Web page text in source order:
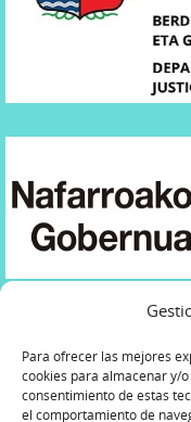
Para ofrecer las mejores
cookies para almacenar y/
consentimiento de estas
el comportamiento de
POLÍTICA DE PRIVACIDAD